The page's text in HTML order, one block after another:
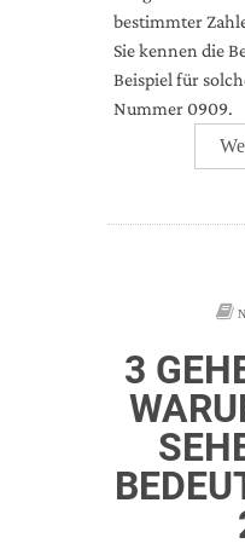
bestimmter
Sie kennen die
Beispiel für
Nummer 0909.
3